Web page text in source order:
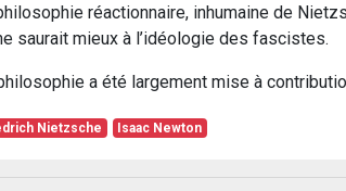
réactionnaire, inhumaine de
saurait mieux à l’idéologie des fascistes.
a été largement mise à
Nietzsche Isaac Newton